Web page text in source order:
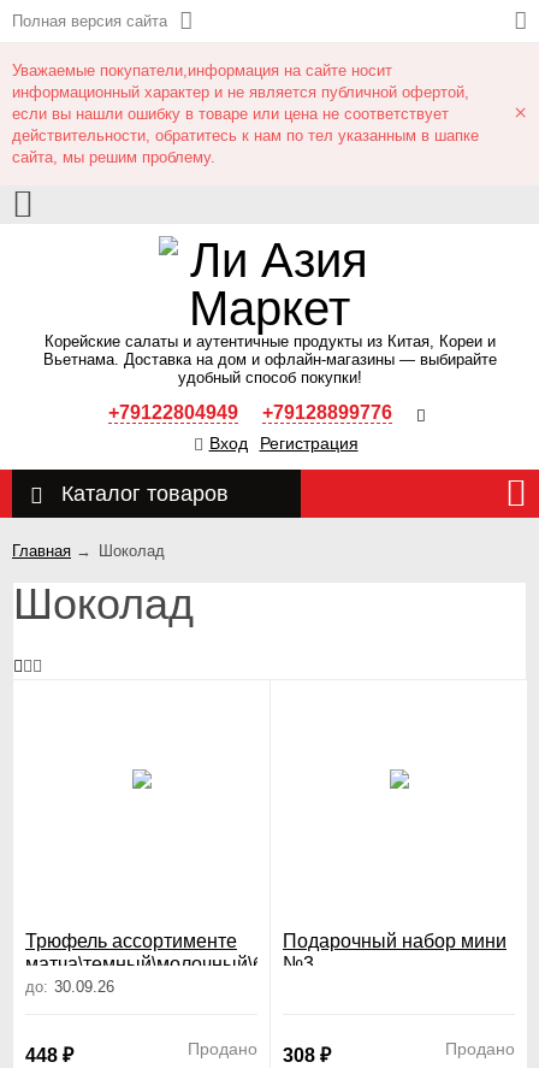
Полная версия сайта
Уважаемые покупатели,информация на сайте носит
информационный характер и не является публичной офертой,
если вы нашли ошибку в товаре или цена не соответствует
действительности, обратитесь к нам по тел указанным в шапке
сайта, мы решим проблему.
×
Корейские салаты и аутентичные продукты из Китая, Кореи и
Вьетнама. Доставка на дом и офлайн‑магазины — выбирайте
удобный способ покупки!
+79122804949 +79128899776
Вход Регистрация
Каталог товаров
Главная → Шоколад
Шоколад
Трюфель ассортименте
матча\темный\молочный\белый
210 гр
до: 30.09.26
448 ₽ Продано
Подарочный набор мини
№3
308 ₽ Продано